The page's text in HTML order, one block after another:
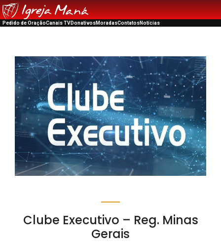
Pedido de OraçãoCanais TVDonativosMoradasContatosNotícias
Clube Executivo – Reg. Minas
Gerais